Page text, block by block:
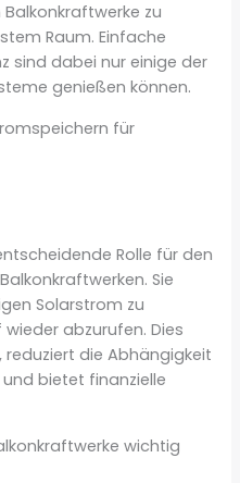
zu
Raum. Einfache
sind dabei nur einige der
genießen können.
für
Rolle für den
Sie
Solarstrom zu
abzurufen. Dies
die Abhängigkeit
bietet finanzielle
wichtig